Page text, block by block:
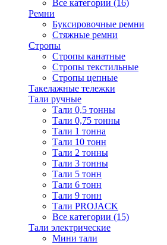
Все категории (16)
Ремни
Буксировочные ремни
Стяжные ремни
Стропы
Стропы канатные
Стропы текстильные
Стропы цепные
Такелажные тележки
Тали ручные
Тали 0,5 тонны
Тали 0,75 тонны
Тали 1 тонна
Тали 10 тонн
Тали 2 тонны
Тали 3 тонны
Тали 5 тонн
Тали 6 тонн
Тали 9 тонн
Тали PROJACK
Все категории (15)
Тали электрические
Мини тали